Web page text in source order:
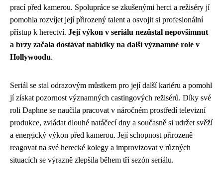
prací před kamerou. Spolupráce se zkušenými herci a režiséry jí
pomohla rozvíjet její přirozený talent a osvojit si profesionální
přístup k herectví. Její výkon v seriálu nezůstal nepovšimnut
a brzy začala dostávat nabídky na další významné role v
Hollywoodu.
Seriál se stal odrazovým můstkem pro její další kariéru a pomohl
jí získat pozornost významných castingových režisérů. Díky své
roli Daphne se naučila pracovat v náročném prostředí televizní
produkce, zvládat dlouhé natáčecí dny a současně si udržet svěží
a energický výkon před kamerou. Její schopnost přirozeně
reagovat na své herecké kolegy a improvizovat v různých
situacích se výrazně zlepšila během tří sezón seriálu.